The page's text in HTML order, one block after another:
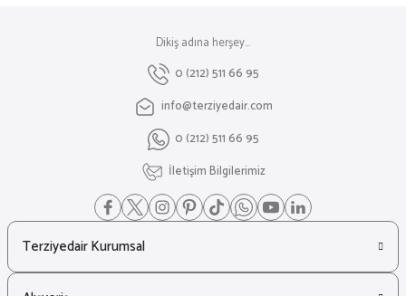
Dikiş adına herşey...
0 (212) 511 66 95
info@terziyedair.com
0 (212) 511 66 95
İletişim Bilgilerimiz
Terziyedair Kurumsal